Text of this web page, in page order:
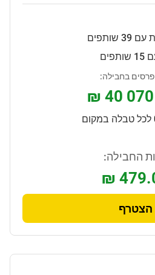
שותפים
בחבילה:
₪ 40
לכל טבלה במקום
החבילה:
₪
הצטרף